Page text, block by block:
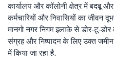
कार्यालय और कॉलोनी क्षेत्र में बदबू
कर्मचारियों और निवासियों का जीवन
मानगो नगर निगम इलाके से डोर-टू-
संग्रह और निष्पादन के लिए उक्त
में किया जा रहा है.